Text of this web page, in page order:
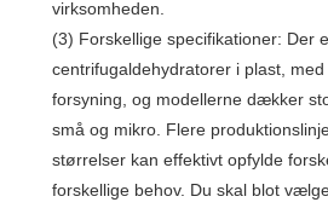
virksomheden.
(3) Forskellige specifikationer: Der
centrifugaldehydratorer i plast,
forsyning, og modellerne dækker
små og mikro. Flere
størrelser kan effektivt opfylde
forskellige behov. Du skal blot